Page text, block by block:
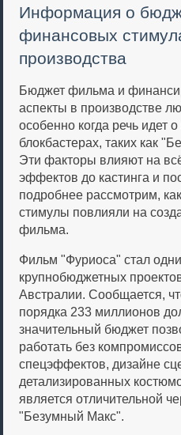
Информация о
финансовых
производства
Бюджет фильма и
аспекты в производстве
особенно когда речь идет
блокбастерах, таких как
Эти факторы влияют на
эффектов до кастинга и
подробнее рассмотрим,
стимулы повлияли на
фильма.
Фильм "Фуриоса" стал
крупнобюджетных
Австралии. Сообщается,
порядка 233 миллионов
значительный бюджет
работать без
спецэффектов, дизайне
детализированных
является отличительной
"Безумный Макс".